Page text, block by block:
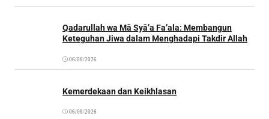
Qadarullah wa Mā Syā’a Fa’ala: Membangun
Keteguhan Jiwa dalam Menghadapi Takdir Allah
06/08/2026
Kemerdekaan dan Keikhlasan
06/08/2026